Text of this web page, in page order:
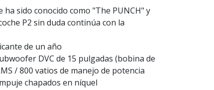
ha sido conocido como "The PUNCH" y
P2 sin duda continúa con la
de un año
DVC de 15 pulgadas (bobina de
/ 800 vatios de manejo de potencia
chapados en níquel